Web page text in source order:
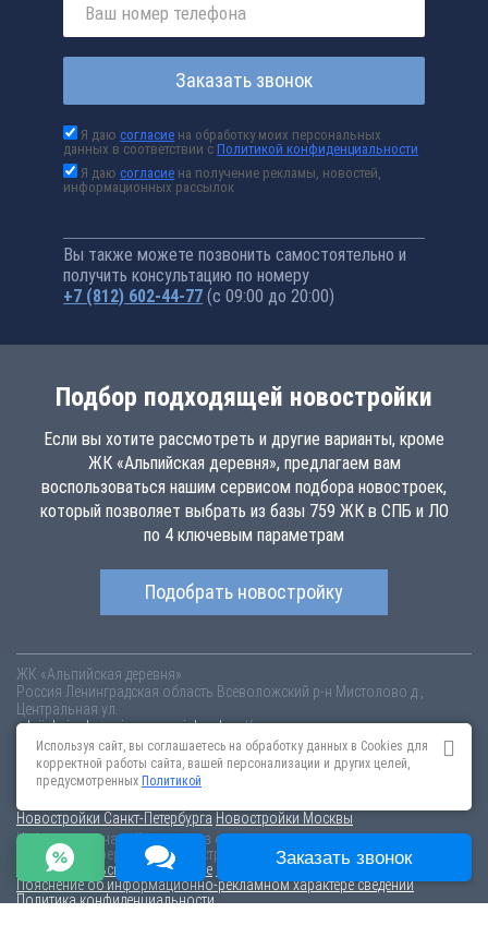
Заказать звонок
Я даюсогласие на обработку моих персональных
данных в соответствии сПолитикой конфиденциальности
Я даюсогласие на получение рекламы, новостей,
информационных рассылок
Вы также можете позвонить самостоятельно и
получить консультацию по номеру
+7 (812) 602-44-77 (с 09:00 до 20:00)
Подбор подходящей новостройки
Если вы хотите рассмотреть и другие варианты, кроме
ЖК «Альпийская деревня», предлагаем вам
воспользоваться нашим сервисом подбора новостроек,
который позволяет выбрать из базы 759 ЖК в СПБ и ЛО
по 4 ключевым параметрам
Подобрать новостройку
ЖК «Альпийская деревня»
Россия Ленинградская область Всеволожский р-н Мистолово д.,
Центральная ул.
alpijskaja-derevnja.novopoisk.spb.ruКупить квартиру в новом жилом
комплексе «Альпийская деревня» от «IMD Group (АйЭмДэ групп)» во
Всеволожском районе. Квартиры различных планировок от 1.07 млн
рублей!
Новостройки Санкт-Петербурга Новостройки Москвы
Информация на сайте взята из открытых источников, не является
публичной офертой и распространяется для ознакомления.
Пользовательское соглашение
Соглашение о размещении
Пояснение об информационно-рекламном характере сведений
Политика конфиденциальности
Используя сайт, вы соглашаетесь на обработку данных в Cookies для
корректной работы сайта, вашей персонализации и других целей,
предусмотренных Политикой
Заказать звонок